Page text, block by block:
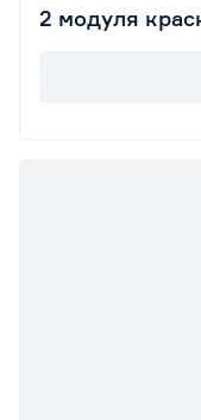
2 модуля